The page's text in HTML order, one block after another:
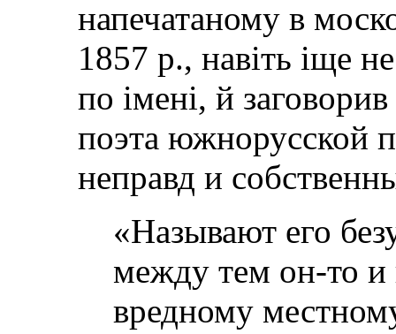
напечатаному в
1857 p., навіть іще
по імені, й
поэта южнорусской
неправд и
«Называют его
между тем он-то и
вредному